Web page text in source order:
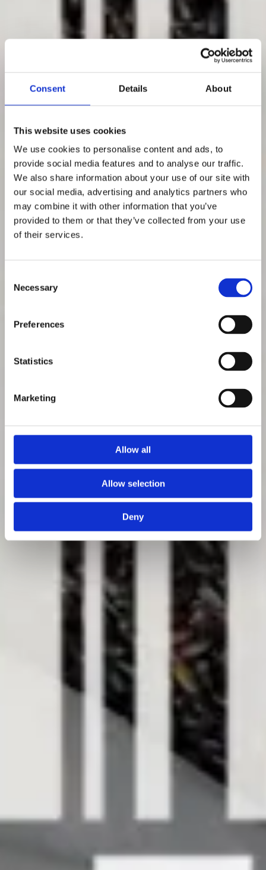
Consent Details About
This website uses cookies
We use cookies to personalise content and ads, to
provide social media features and to analyse our traffic.
We also share information about your use of our site with
our social media, advertising and analytics partners who
may combine it with other information that you’ve
provided to them or that they’ve collected from your use
of their services.
Selection
Necessary
Preferences
Statistics
Marketing
Allow all
Allow selection
Deny
Produkten säljer
Senast uppdaterad: 29 augusti 2025